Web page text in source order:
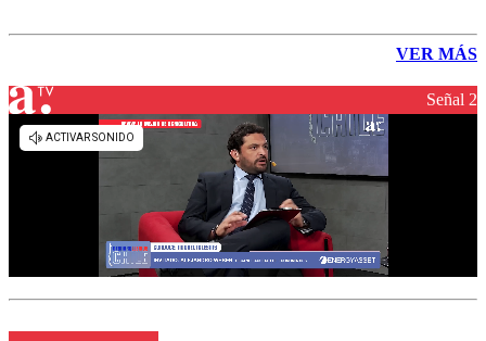
VER MÁS
Señal 2